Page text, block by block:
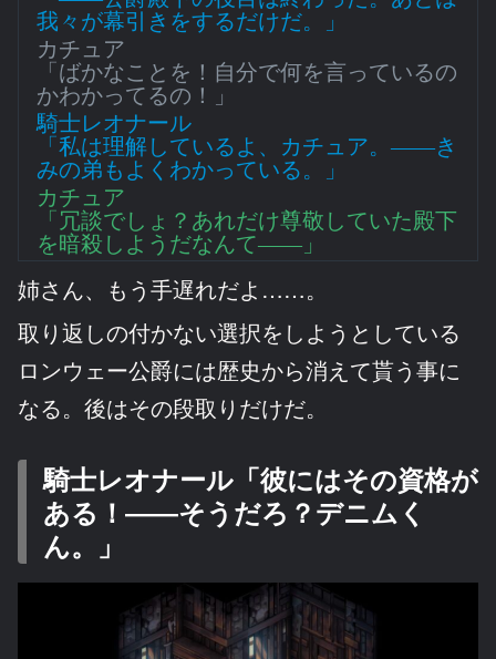
我々が幕引きをするだけだ。」
カチュア
「ばかなことを！自分で何を言っているの
かわかってるの！」
騎士レオナール
「私は理解しているよ、カチュア。――き
みの弟もよくわかっている。」
カチュア
「冗談でしょ？あれだけ尊敬していた殿下
を暗殺しようだなんて――」
姉さん、もう手遅れだよ……。
取り返しの付かない選択をしようとしている
ロンウェー公爵には歴史から消えて貰う事に
なる。後はその段取りだけだ。
騎士レオナール「彼にはその資格が
ある！――そうだろ？デニムく
ん。」